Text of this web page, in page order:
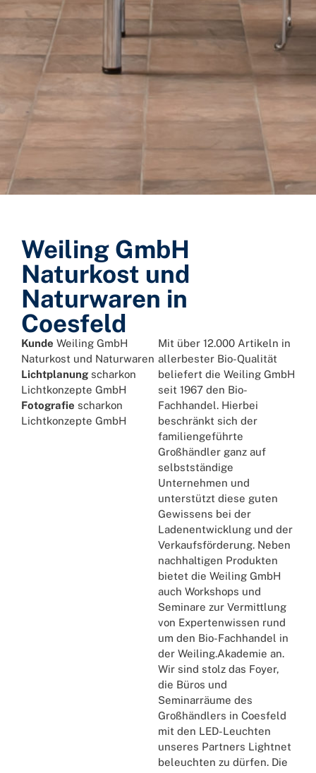
Weiling GmbH
Naturkost und
Naturwaren in
Coesfeld
Mit über 12.000 Artikeln in
allerbester Bio-Qualität
beliefert die Weiling GmbH
seit 1967 den Bio-
Fachhandel. Hierbei
beschränkt sich der
familiengeführte
Großhändler ganz auf
selbstständige
Unternehmen und
unterstützt diese guten
Gewissens bei der
Ladenentwicklung und der
Verkaufsförderung. Neben
nachhaltigen Produkten
bietet die Weiling GmbH
auch Workshops und
Seminare zur Vermittlung
von Expertenwissen rund
um den Bio-Fachhandel in
der Weiling.Akademie an.
Wir sind stolz das Foyer,
die Büros und
Seminarräume des
Großhändlers in Coesfeld
mit den LED-Leuchten
unseres Partners Lightnet
beleuchten zu dürfen. Die
Kunde Weiling GmbH
Naturkost und Naturwaren
Lichtplanung scharkon
Lichtkonzepte GmbH
Fotografie scharkon
Lichtkonzepte GmbH